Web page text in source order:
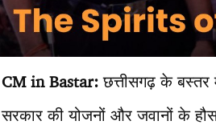
CM in Bastar:छत्तीसगढ़ के
सरकार की योजनों और जवानों के